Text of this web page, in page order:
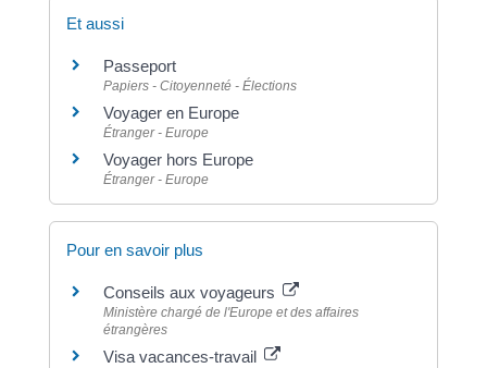
Et aussi
Passeport
Papiers - Citoyenneté - Élections
Voyager en Europe
Étranger - Europe
Voyager hors Europe
Étranger - Europe
Pour en savoir plus
Conseils aux voyageurs
Ministère chargé de l'Europe et des affaires
étrangères
Visa vacances-travail